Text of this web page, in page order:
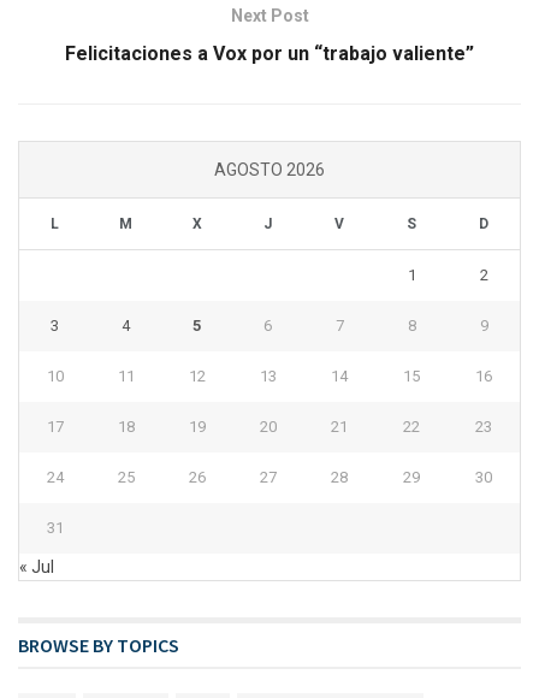
Next Post
Felicitaciones a Vox por un “trabajo valiente”
AGOSTO 2026
L M X J V S D
1 2
3 4 5 6 7 8 9
10 11 12 13 14 15 16
17 18 19 20 21 22 23
24 25 26 27 28 29 30
31
« Jul
BROWSE BY TOPICS